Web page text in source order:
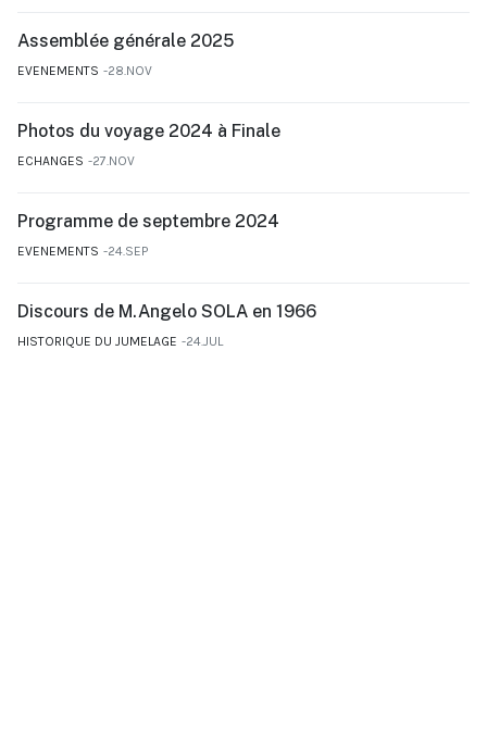
Assemblée générale 2025
EVENEMENTS 28.NOV
Photos du voyage 2024 à Finale
ECHANGES 27.NOV
Programme de septembre 2024
EVENEMENTS 24.SEP
Discours de M.Angelo SOLA en 1966
HISTORIQUE DU JUMELAGE 24.JUL